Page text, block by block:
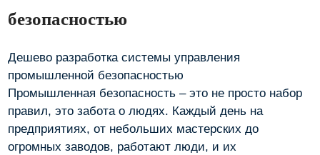
безопасностью
Дешево разработка системы управления
промышленной безопасностью
Промышленная безопасность – это не просто набор
правил, это забота о людях. Каждый день на
предприятиях, от небольших мастерских до
огромных заводов, работают люди, и их